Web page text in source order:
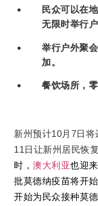
民众可以在
无限时举行
举行户外聚
加。
餐饮场所，
新州预计10月7日
11日让新州居民恢
时，澳大利亚也迎
批莫德纳疫苗将开
开始为民众接种莫德